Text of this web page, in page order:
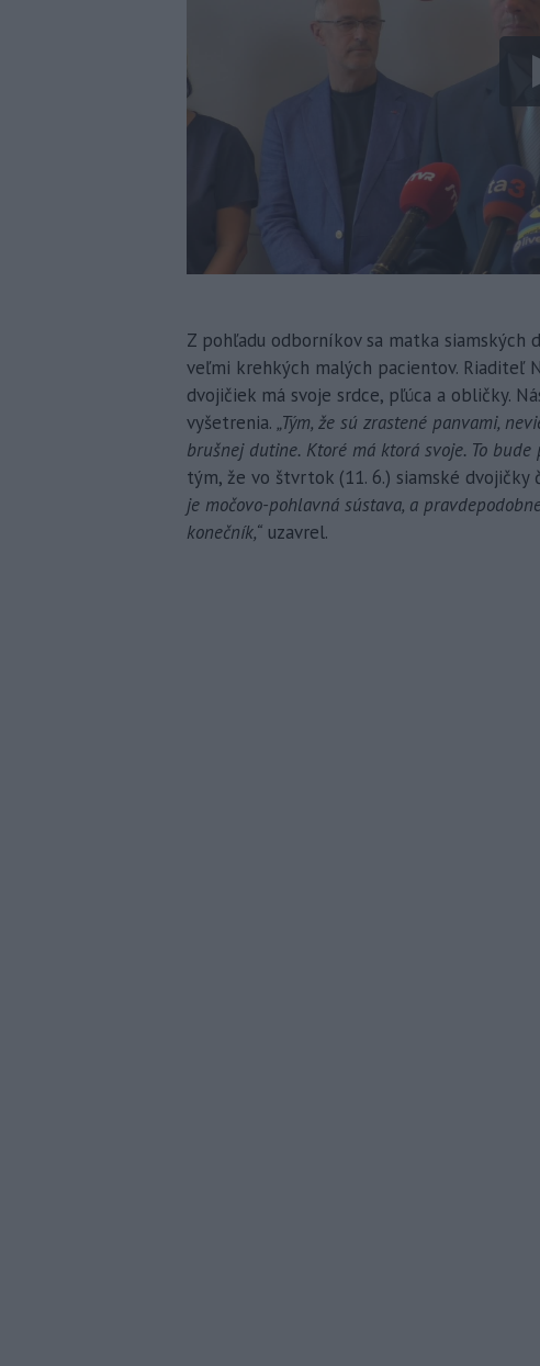
Z pohľadu odborníkov sa matka siamských
veľmi krehkých malých pacientov. Riaditeľ
dvojičiek má svoje srdce, pľúca a obličky.
vyšetrenia. „Tým, že sú zrastené panvami,
brušnej dutine. Ktoré má ktorá svoje. To
tým, že vo štvrtok (11. 6.) siamské dvojičky
je močovo-pohlavná sústava, a
konečník,“ uzavrel.